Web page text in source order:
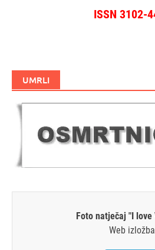
ISSN 3102-
UMRLI
Foto natječaj "I love
Web izložba